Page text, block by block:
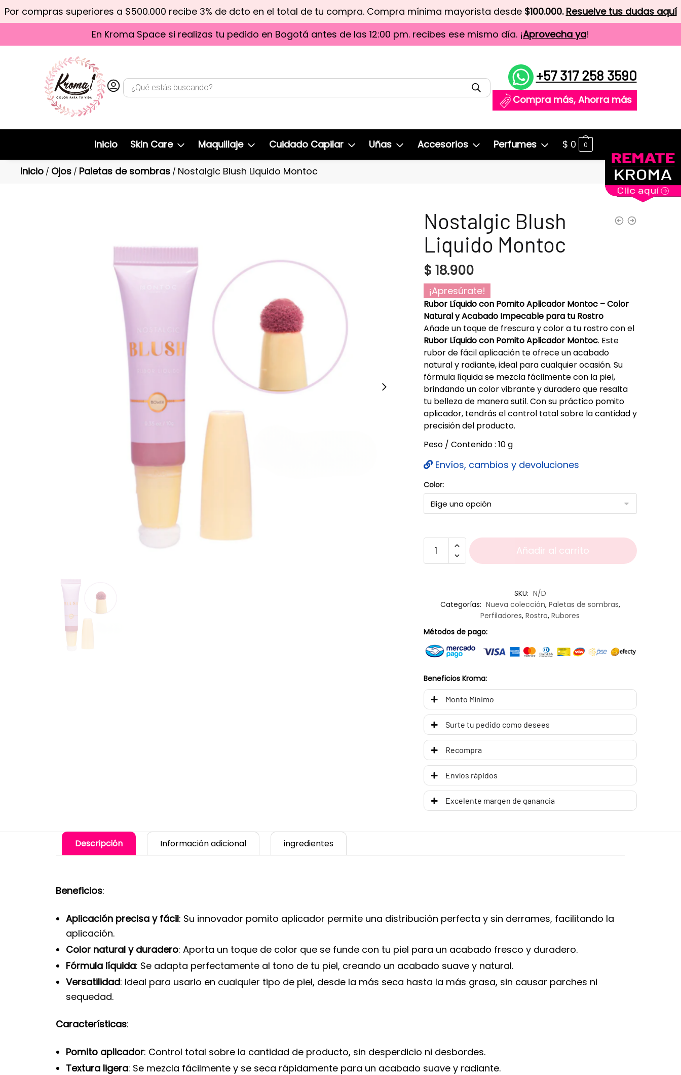
Por compras superiores a $500.000 recibe 3% de dcto en el total de tu compra. Compra mínima mayorista desde $100.000. Resuelve tus dudas aquí
En Kroma Space si realizas tu pedido en Bogotá antes de las 12:00 pm. recibes ese mismo día. ¡Aprovecha ya!
+57 317 258 3590
Compra más, Ahorra más
Inicio Skin Care Maquillaje Cuidado Capilar Uñas Accesorios Perfumes $ 0 0
Inicio / Ojos / Paletas de sombras / Nostalgic Blush Liquido Montoc
Nostalgic Blush
Liquido Montoc
$ 18.900
¡Apresúrate!
Rubor Líquido con Pomito Aplicador Montoc – Color
Natural y Acabado Impecable para tu Rostro
Añade un toque de frescura y color a tu rostro con el
Rubor Líquido con Pomito Aplicador Montoc. Este
rubor de fácil aplicación te ofrece un acabado
natural y radiante, ideal para cualquier ocasión. Su
fórmula líquida se mezcla fácilmente con la piel,
brindando un color vibrante y duradero que resalta
tu belleza de manera sutil. Con su práctico pomito
aplicador, tendrás el control total sobre la cantidad y
precisión del producto.
Peso / Contenido : 10 g
Envíos, cambios y devoluciones
Color:
Añadir al carrito
SKU: N/D
Categorías: Nueva colección, Paletas de sombras,
Perfiladores,Rostro,Rubores
Métodos de pago:
Beneficios Kroma:
Monto Mínimo
Surte tu pedido como desees
Recompra
Envíos rápidos
Excelente margen de ganancia
Descripción Información adicional ingredientes
Beneficios:
Aplicación precisa y fácil: Su innovador pomito aplicador permite una distribución perfecta y sin derrames, facilitando la
aplicación.
Color natural y duradero: Aporta un toque de color que se funde con tu piel para un acabado fresco y duradero.
Fórmula líquida: Se adapta perfectamente al tono de tu piel, creando un acabado suave y natural.
Versatilidad: Ideal para usarlo en cualquier tipo de piel, desde la más seca hasta la más grasa, sin causar parches ni
sequedad.
Características:
Pomito aplicador: Control total sobre la cantidad de producto, sin desperdicio ni desbordes.
Textura ligera: Se mezcla fácilmente y se seca rápidamente para un acabado suave y radiante.